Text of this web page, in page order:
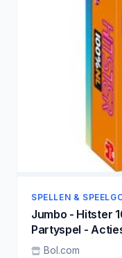
SPELLEN &
Jumbo - Hitster
Partyspel -
Bol.com